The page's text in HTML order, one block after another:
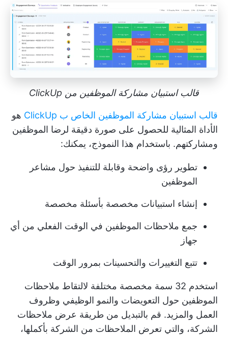
قالب استبيان مشاركة الموظفين من ClickUp
قالب استبيان مشاركة الموظفين الخاص ب ClickUp
هو
الأداة المثالية للحصول على صورة دقيقة لرضا الموظفين
ومشاركتهم. باستخدام هذا النموذج، يمكنك:
تطوير رؤى واضحة وقابلة للتنفيذ حول مشاعر
الموظفين
إنشاء استبيانات مخصصة بأسئلة مخصصة
جمع ملاحظات الموظفين في الوقت الفعلي من أي
جهاز
تتبع التغييرات والتحسينات بمرور الوقت
استخدم 32 سمة مخصصة مختلفة لالتقاط ملاحظات
الموظفين حول التعويضات والنمو الوظيفي وظروف
العمل والمزيد. قم بالتبديل من طريقة عرض ملاحظات
الشركة، والتي تعرض الملاحظات من الشركة بأكملها،